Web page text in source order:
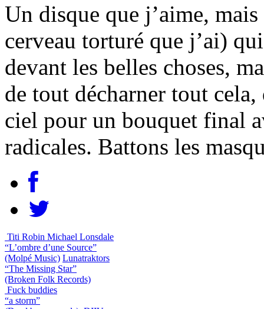
Un disque que j’aime,
cerveau torturé que j’ai)
devant les belles choses,
de tout décharner tout
ciel pour un bouquet final
radicales. Battons les
Titi Robin Michael Lonsdale
“L’ombre d’une Source”
(Molpé Music) Lunatraktors
“The Missing Star”
(Broken Folk Records)
Fuck buddies
“a storm”